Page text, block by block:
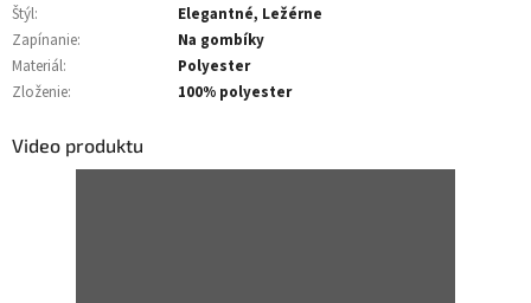
Štýl:
Elegantné, Ležérne
Zapínanie:
Na gombíky
Materiál:
Polyester
Zloženie: 100% polyester
Video produktu